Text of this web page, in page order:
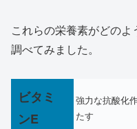
これらの栄養素がどのよ
調べてみました。
ビタミ
ンE
強力な抗酸化
たす